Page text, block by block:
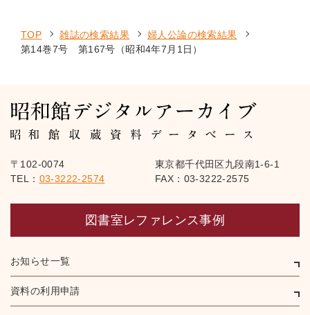
TOP 雑誌の検索結果
婦人公論の検索結果
第14巻7号 第167号（昭和4年7月1日）
〒102-0074
東京都千代田区九段南1-6-1
TEL： 03-3222-2574 FAX：03-3222-2575
図書室レファレンス事例
お知らせ一覧
資料の利用申請